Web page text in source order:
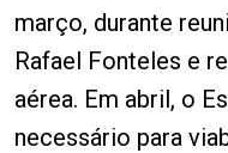
março, durante
Rafael Fonteles e
aérea. Em abril, o
necessário para